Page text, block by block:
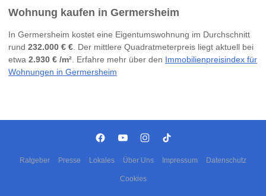
Wohnung kaufen in Germersheim
In Germersheim kostet eine Eigentumswohnung im Durchschnitt
rund 232.000 € €. Der mittlere Quadratmeterpreis liegt aktuell bei
etwa 2.930 € /m². Erfahre mehr über den Immobilienpreisindex für
Wohnungen in Germersheim
Ratgeber Presse Lokales Über Uns Impressum Datenschutz
Cookies